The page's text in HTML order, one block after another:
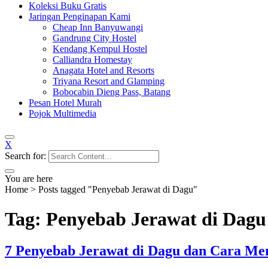
Koleksi Buku Gratis
Jaringan Penginapan Kami
Cheap Inn Banyuwangi
Gandrung City Hostel
Kendang Kempul Hostel
Calliandra Homestay
Anagata Hotel and Resorts
Triyana Resort and Glamping
Bobocabin Dieng Pass, Batang
Pesan Hotel Murah
Pojok Multimedia
X
Search for:
You are here
Home > Posts tagged "Penyebab Jerawat di Dagu"
Tag: Penyebab Jerawat di Dagu
7 Penyebab Jerawat di Dagu dan Cara